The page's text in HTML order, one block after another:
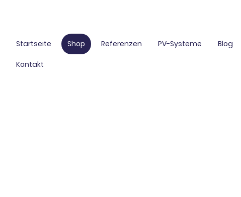
Startseite Shop Referenzen PV-Systeme Blog
Kontakt